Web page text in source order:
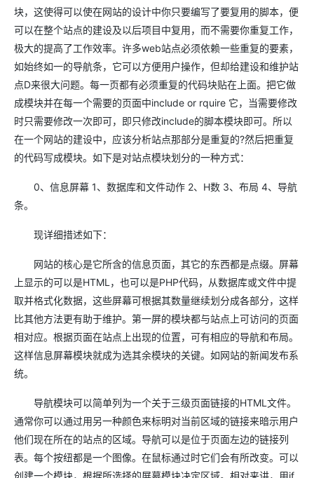
块，这使得可以使在网站的设计中你只要编写了要复用的脚本，便
可以在整个站点的建设及以后项目中复用，而不需要你重复工作，
极大的提高了工作效率。许多web站点必须依赖一些重复的要素，
如始终如一的导航条，它可以方便用户操作，但却给建设和维护站
点D来很大问题。每一页都有必须重复的代码块贴在上面。把它做
成模块并在每一个需要的页面中include or rquire 它，当需要修改
时只需要修改一次即可，即只修改include的脚本模块即可。所以
在一个网站的建设中，应该分析站点那部分是重复的?然后把重复
的代码写成模块。如下是对站点模块划分的一种方式：
0、信息屏幕 1、数据库和文件动作 2、H数 3、布局 4、导航
条。
现详细措述如下：
网站的核心是它所含的信息页面，其它的东西都是点缀。屏幕
上显示的可以是HTML，也可以是PHP代码，从数据库或文件中提
取并格式化数据，这些屏幕可根据其数量继续划分成各部分，这样
比其他方法更有助于维护。第一屏的模块都与站点上可访问的页面
相对应。根据页面在站点上出现的位置，可有相应的导航和布局。
这样信息屏幕模块就成为选其余模块的关键。如网站的新闻发布系
统。
导航模块可以简单列为一个关于三级页面链接的HTML文件。
通常你可以通过用另一种颜色来标明对当前区域的链接来暗示用户
他们现在所在的站点的区域。导航可以是位于页面左边的链接列
表。每个按纽都是一个图像。在鼠标通过时它们会有所改变。可以
创建一个模块，根据所选择的屏幕模块决定区域。相对来讲，用if